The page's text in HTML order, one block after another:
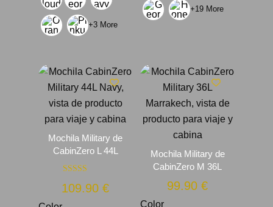
+3 More
+19 More
Mochila Military de
CabinZero L 44L
5.00
109.90€
Mochila Military de
CabinZero M 36L
99.90€
Color